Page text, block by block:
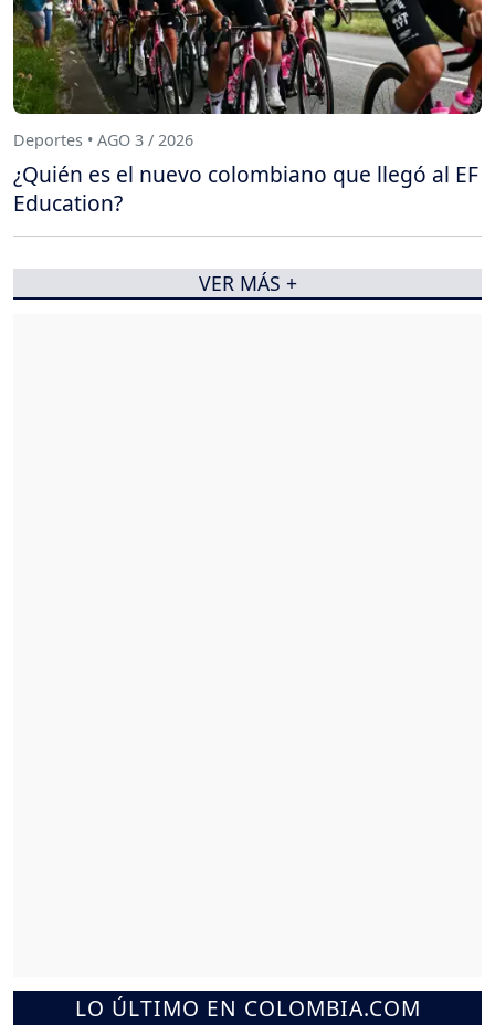
LO ÚLTIMO EN COLOMBIA.COM
Deportes • AGO 3 / 2026
¿Quién es el nuevo colombiano que llegó al EF
Education?
VER MÁS +